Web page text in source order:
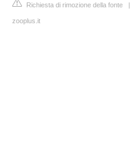
Richiesta di rimozione della fonte |
zooplus.it